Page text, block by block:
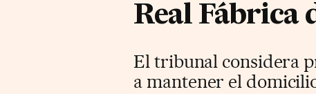
Real Fábrica
El tribunal considera
a mantener el